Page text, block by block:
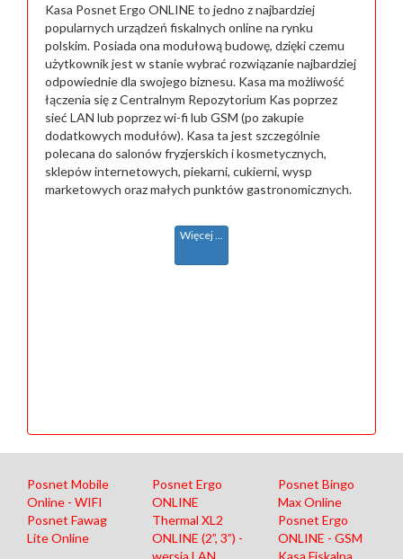
Kasa Posnet Ergo ONLINE to jedno z najbardziej
popularnych urządzeń fiskalnych online na rynku
polskim. Posiada ona modułową budowę, dzięki czemu
użytkownik jest w stanie wybrać rozwiązanie najbardziej
odpowiednie dla swojego biznesu. Kasa ma możliwość
łączenia się z Centralnym Repozytorium Kas poprzez
sieć LAN lub poprzez wi-fi lub GSM (po zakupie
dodatkowych modułów). Kasa ta jest szczególnie
polecana do salonów fryzjerskich i kosmetycznych,
sklepów internetowych, piekarni, cukierni, wysp
marketowych oraz małych punktów gastronomicznych.
Więcej ...
Posnet Mobile
Online - WIFI
Posnet Ergo
ONLINE
Posnet Bingo
Max Online
Posnet Fawag
Lite Online
Thermal XL2
ONLINE (2”, 3”) -
wersja LAN
Posnet Ergo
ONLINE - GSM
Kasa Fiskalna